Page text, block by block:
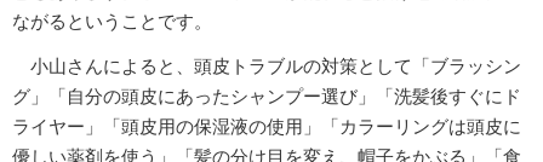
ながるということです。
小山さんによると、頭皮トラブルの対策として「ブラッシン
グ」「自分の頭皮にあったシャンプー選び」「洗髪後すぐにド
ライヤー」「頭皮用の保湿液の使用」「カラーリングは頭皮に
優しい薬剤を使う」「髪の分け目を変え、帽子をかぶる」「食